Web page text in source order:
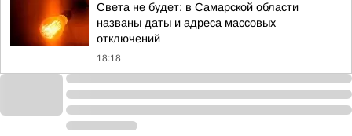
Света не будет: в Самарской области
названы даты и адреса массовых
отключений
18:18